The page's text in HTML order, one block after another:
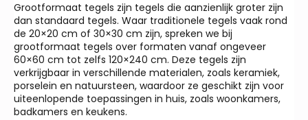
Grootformaat tegels zijn tegels die aanzienlijk groter zijn
dan standaard tegels. Waar traditionele tegels vaak rond
de 20×20 cm of 30×30 cm zijn, spreken we bij
grootformaat tegels over formaten vanaf ongeveer
60×60 cm tot zelfs 120×240 cm. Deze tegels zijn
verkrijgbaar in verschillende materialen, zoals keramiek,
porselein en natuursteen, waardoor ze geschikt zijn voor
uiteenlopende toepassingen in huis, zoals woonkamers,
badkamers en keukens.